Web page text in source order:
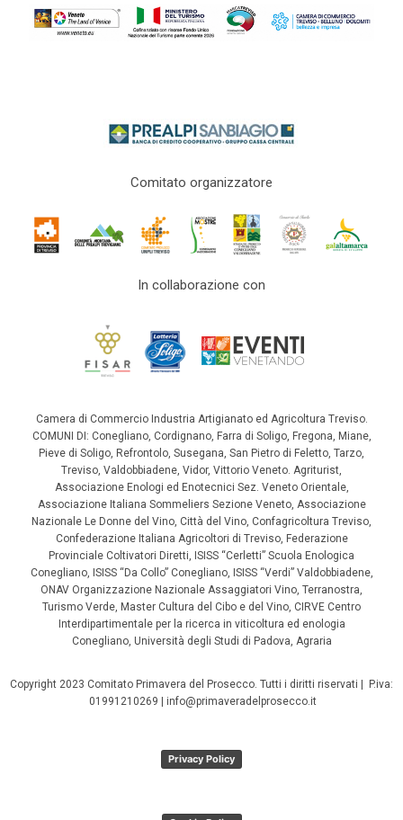
Comitato organizzatore
In collaborazione con
Camera di Commercio Industria Artigianato ed Agricoltura Treviso.
COMUNI DI: Conegliano, Cordignano, Farra di Soligo, Fregona, Miane,
Pieve di Soligo, Refrontolo, Susegana, San Pietro di Feletto, Tarzo,
Treviso, Valdobbiadene, Vidor, Vittorio Veneto. Agriturist,
Associazione Enologi ed Enotecnici Sez. Veneto Orientale,
Associazione Italiana Sommeliers Sezione Veneto, Associazione
Nazionale Le Donne del Vino, Città del Vino, Confagricoltura Treviso,
Confederazione Italiana Agricoltori di Treviso, Federazione
Provinciale Coltivatori Diretti, ISISS “Cerletti” Scuola Enologica
Conegliano, ISISS “Da Collo” Conegliano, ISISS “Verdi” Valdobbiadene,
ONAV Organizzazione Nazionale Assaggiatori Vino, Terranostra,
Turismo Verde, Master Cultura del Cibo e del Vino, CIRVE Centro
Interdipartimentale per la ricerca in viticoltura ed enologia
Conegliano, Università degli Studi di Padova, Agraria
Copyright 2023 Comitato Primavera del Prosecco. Tutti i diritti riservati | P.iva:
01991210269 | info@primaveradelprosecco.it
Privacy Policy